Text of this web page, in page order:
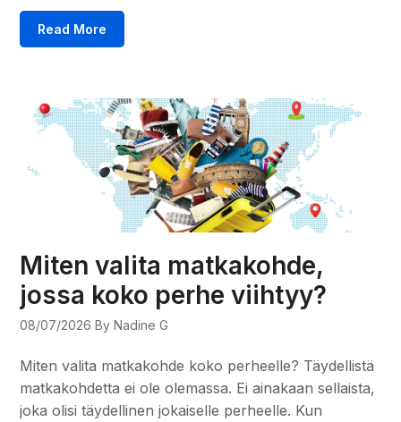
Read More
Miten valita matkakohde,
jossa koko perhe viihtyy?
08/07/2026 By Nadine G
Miten valita matkakohde koko perheelle? Täydellistä
matkakohdetta ei ole olemassa. Ei ainakaan sellaista,
joka olisi täydellinen jokaiselle perheelle. Kun